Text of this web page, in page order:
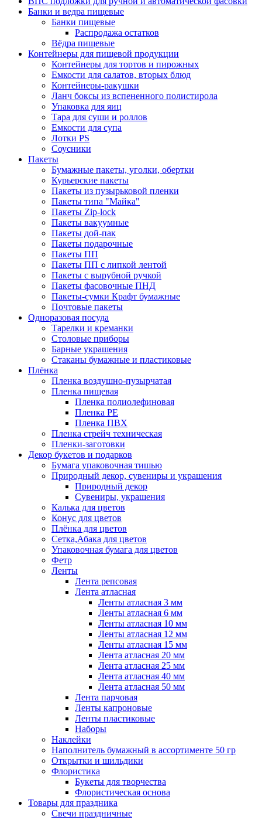
Банки и ведра пищевые
Банки пищевые
Распродажа остатков
Вёдра пищевые
Контейнеры для пищевой продукции
Контейнеры для тортов и пирожных
Емкости для салатов, вторых блюд
Контейнеры-ракушки
Ланч боксы из вспененного полистирола
Упаковка для яиц
Тара для суши и роллов
Емкости для супа
Лотки PS
Соусники
Пакеты
Бумажные пакеты, уголки, обертки
Курьерские пакеты
Пакеты из пузырьковой пленки
Пакеты типа "Майка"
Пакеты Zip-lock
Пакеты вакуумные
Пакеты дой-пак
Пакеты подарочные
Пакеты ПП
Пакеты ПП с липкой лентой
Пакеты с вырубной ручкой
Пакеты фасовочные ПНД
Пакеты-сумки Крафт бумажные
Почтовые пакеты
Одноразовая посуда
Тарелки и креманки
Столовые приборы
Барные украшения
Стаканы бумажные и пластиковые
Плёнка
Пленка воздушно-пузырчатая
Пленка пищевая
Пленка полиолефиновая
Пленка PE
Пленка ПВХ
Пленка стрейч техническая
Пленки-заготовки
Декор букетов и подарков
Бумага упаковочная тишью
Природный декор, сувениры и украшения
Природный декор
Сувениры, украшения
Калька для цветов
Конус для цветов
Плёнка для цветов
Сетка,Абака для цветов
Упаковочная бумага для цветов
Фетр
Ленты
Лента репсовая
Лента атласная
Ленты атласная 3 мм
Ленты атласная 6 мм
Ленты атласная 10 мм
Ленты атласная 12 мм
Ленты атласная 15 мм
Лента атласная 20 мм
Лента атласная 25 мм
Лента атласная 40 мм
Лента атласная 50 мм
Лента парчовая
Ленты капроновые
Ленты пластиковые
Наборы
Наклейки
Наполнитель бумажный в ассортименте 50 гр
Открытки и шильдики
Флористика
Букеты для творчества
Флористическая основа
Товары для праздника
Свечи праздничные